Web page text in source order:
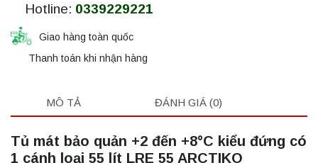
Hotline: 0339229221
Giao hàng toàn quốc
Thanh toán khi nhận hàng
MÔ TẢ ĐÁNH GIÁ (0)
Tủ mát bảo quản +2 đến +8°C kiểu đứng có
1 cánh loại 55 lít LRE 55 ARCTIKO